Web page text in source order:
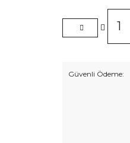
Detay
Mess
Güvenli Ödeme: